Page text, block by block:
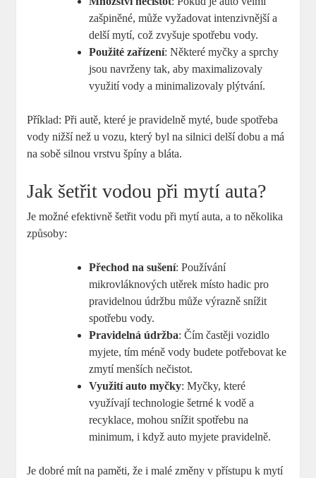
zašpiněné, může vyžadovat intenzivnější a
delší mytí, což zvyšuje spotřebu vody.
Použité zařízení: Některé myčky a sprchy
jsou navrženy tak, aby maximalizovaly
využití vody a minimalizovaly plýtvání.
Příklad: Při autě, které je pravidelně myté, bude spotřeba
vody nižší než u vozu, který byl na silnici delší dobu a má
na sobě silnou vrstvu špíny a bláta.
Jak šetřit vodou při mytí auta?
Je možné efektivně šetřit vodu při mytí auta, a to několika
způsoby:
Přechod na sušení: Používání
mikrovláknových utěrek místo hadic pro
pravidelnou údržbu může výrazně snížit
spotřebu vody.
Pravidelná údržba: Čím častěji vozidlo
myjete, tím méně vody budete potřebovat ke
zmytí menších nečistot.
Využití auto myčky: Myčky, které
využívají technologie šetrné k vodě a
recyklace, mohou snížit spotřebu na
minimum, i když auto myjete pravidelně.
Je dobré mít na paměti, že i malé změny v přístupu k mytí